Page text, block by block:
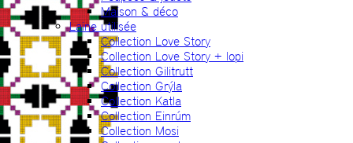
Maison & déco
Laine utilisée
Collection Love Story
Collection Love Story + lopi
Collection Gilitrutt
Collection Grýla
Collection Katla
Collection Einrúm
Collection Mosi